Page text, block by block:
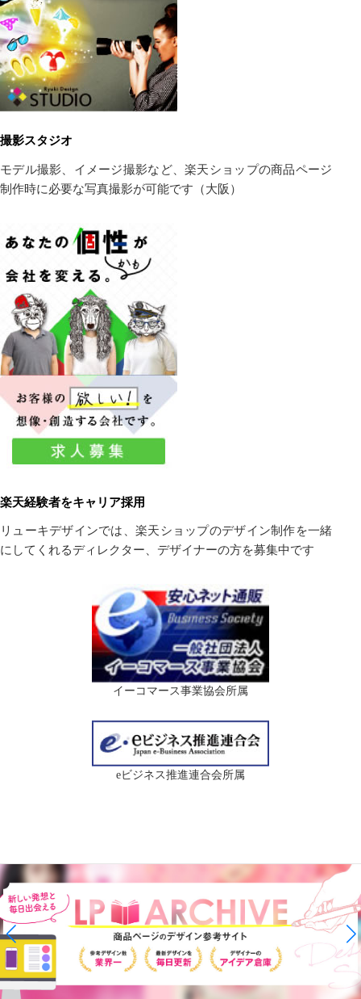
撮影スタジオ
モデル撮影、イメージ撮影など、楽天ショップの商品ページ
制作時に必要な写真撮影が可能です（大阪）
楽天経験者をキャリア採用
リューキデザインでは、楽天ショップのデザイン制作を一緒
にしてくれるディレクター、デザイナーの方を募集中です
イーコマース事業協会所属
eビジネス推進連合会所属